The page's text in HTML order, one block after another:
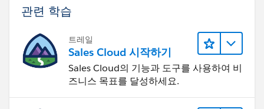
관련 학습
트레일
Sales Cloud 시작하기
Sales Cloud의 기능과 도구를 사용하여 비
즈니스 목표를 달성하세요.